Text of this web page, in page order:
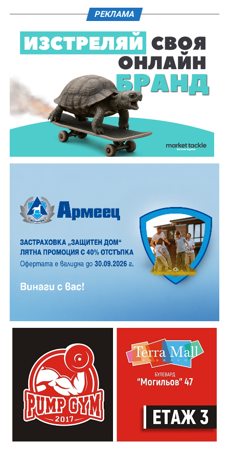
плакети от Община Дряново, посветени на 225-
годишнина от рождението на Колю Фичето, които
чествания белязаха миналата 2025 година. Връчи им
ги заместник – кметът Диляна Джеджева.
Години след разрушаването на кулата се заражда
инициатива за нейното възстановяване, обединила
увенчават с успех и на 8 септември 1984 година
часовниковата кула, с работещия век по-рано
механизъм, е официално открита наново. Самият
механизъм е възстановен година по-рано, през 1983
г., от майстор Илия Ковачев, който изковава
липсващите му части. Днес неговият син, Иван
Ковачев, продължава делото на баща си, като се
грижи за техническата поддръжка на механизма и
отстранява евентуални повреди.
Темата тази година, „Топлината в дома: От
древното огнище до модерния уют“, постави
акцент върху практическото изграждане на
традиционна пещ и огнище. Всички преминали през
тридневното обучение получиха „Уверително“ –
официалният документ, който музей „Етър“ издава
за придобитите знания и умения.
участниците да работят рамо до рамо с утвърдени
признатите майстори реставратори в музей „Етър“,
води обучението за изграждане на каменна основа
за отоплителните съоръжения. Част от курсистите
надградиха своите умения по каменна зидария,
придобити в предишни издания на програмата.
РЕКЛАМА